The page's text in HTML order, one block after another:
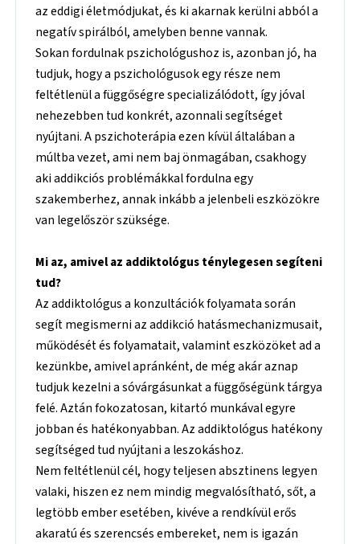
az eddigi életmódjukat, és ki akarnak kerülni abból a
negatív spirálból, amelyben benne vannak.
Sokan fordulnak pszichológushoz is, azonban jó, ha
tudjuk, hogy a pszichológusok egy része nem
feltétlenül a függőségre specializálódott, így jóval
nehezebben tud konkrét, azonnali segítséget
nyújtani. A pszichoterápia ezen kívül általában a
múltba vezet, ami nem baj önmagában, csakhogy
aki addikciós problémákkal fordulna egy
szakemberhez, annak inkább a jelenbeli eszközökre
van legelőször szüksége.
Mi az, amivel az addiktológus ténylegesen segíteni
tud?
Az addiktológus a konzultációk folyamata során
segít megismerni az addikció hatásmechanizmusait,
működését és folyamatait, valamint eszközöket ad a
kezünkbe, amivel apránként, de még akár aznap
tudjuk kezelni a sóvárgásunkat a függőségünk tárgya
felé. Aztán fokozatosan, kitartó munkával egyre
jobban és hatékonyabban. Az addiktológus hatékony
segítséged tud nyújtani a leszokáshoz.
Nem feltétlenül cél, hogy teljesen absztinens legyen
valaki, hiszen ez nem mindig megvalósítható, sőt, a
legtöbb ember esetében, kivéve a rendkívül erős
akaratú és szerencsés embereket, nem is igazán